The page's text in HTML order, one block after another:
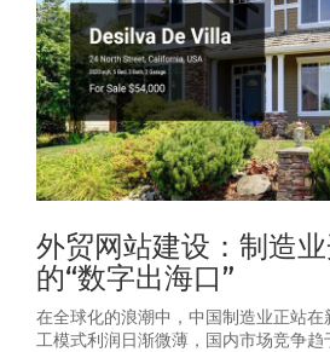
外贸网站建设：制造
的“数字出海口”
在全球化的浪潮中，中国制造业正站
工模式利润日渐微薄，国内市场竞争趋